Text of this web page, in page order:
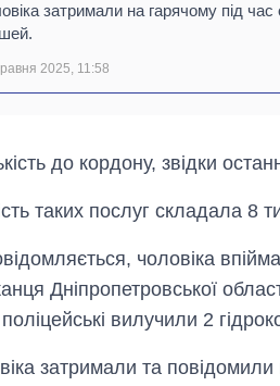
затримали на гарячому під
2025, 11:58
до кордону, звідки
таких послуг складала 8
чоловіка
Дніпропетровської
поліцейські вилучили 2
затримали та